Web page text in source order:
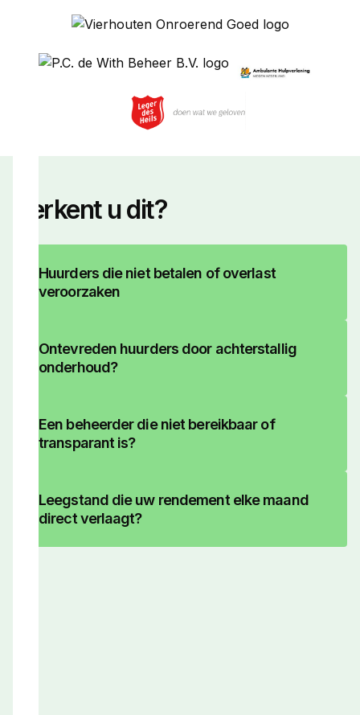
Herkent u dit?
Huurders die niet betalen of overlast
veroorzaken
Ontevreden huurders door achterstallig
onderhoud?
Een beheerder die niet bereikbaar of
transparant is?
Leegstand die uw rendement elke maand
direct verlaagt?